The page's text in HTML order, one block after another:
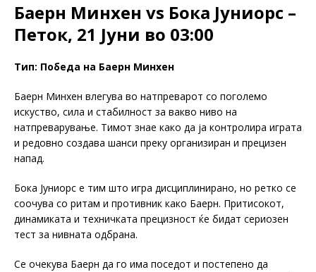
Баерн Минхен vs Бока Јуниорс –
Петок, 21 Јуни во 03:00
Тип: Победа на Баерн Минхен
Баерн Минхен влегува во натпреварот со поголемо
искуство, сила и стабилност за вакво ниво на
натпреварување. Тимот знае како да ја контролира играта
и редовно создава шанси преку организиран и прецизен
напад.
Бока Јуниорс е тим што игра дисциплинирано, но ретко се
соочува со ритам и противник како Баерн. Притисокот,
динамиката и техничката прецизност ќе бидат сериозен
тест за нивната одбрана.
Се очекува Баерн да го има поседот и постепено да